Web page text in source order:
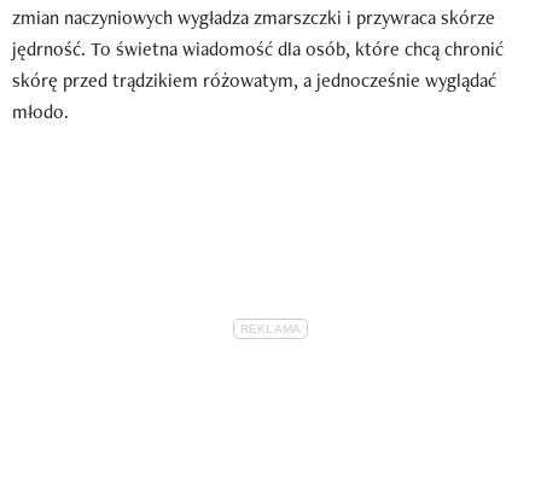
zmian naczyniowych wygładza zmarszczki i przywraca skórze
jędrność. To świetna wiadomość dla osób, które chcą chronić
skórę przed trądzikiem różowatym, a jednocześnie wyglądać
młodo.